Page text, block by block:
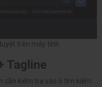
trên máy tính
Tagline
cần kiểm tra vào ô tìm kiếm.